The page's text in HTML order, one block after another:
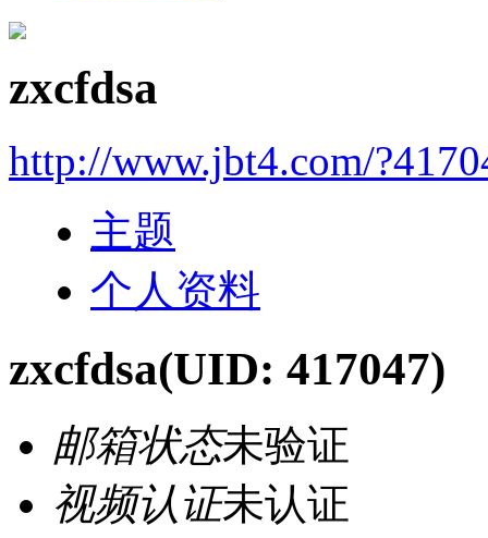
zxcfdsa
http://www.jbt4.com/
主题
个人资料
zxcfdsa(UID: 417047)
邮箱状态未验证
视频认证未认证